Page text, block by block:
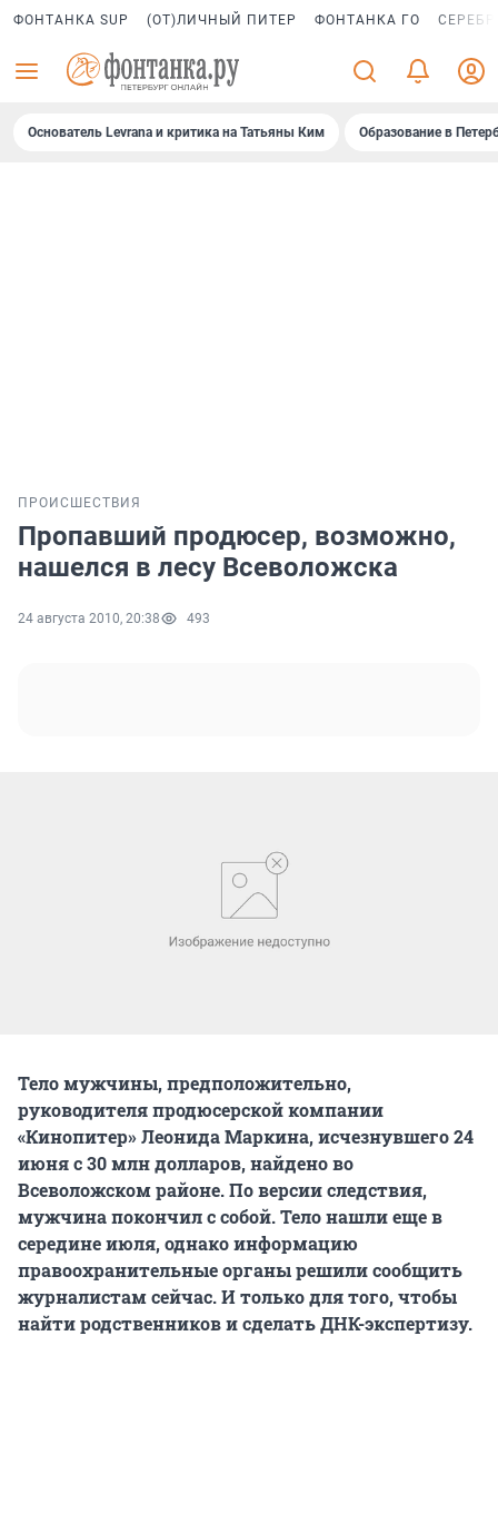
ФОНТАНКА SUP (ОТ)ЛИЧНЫЙ ПИТЕР ФОНТАНКА ГО
Основатель Levrana и критика на Татьяны Ким Образование в
ПРОИСШЕСТВИЯ
Пропавший продюсер, возможно,
нашелся в лесу Всеволожска
24 августа 2010, 20:38 493
Тело мужчины, предположительно,
руководителя продюсерской компании
«Кинопитер» Леонида Маркина, исчезнувшего 24
июня с 30 млн долларов, найдено во
Всеволожском районе. По версии следствия,
мужчина покончил с собой. Тело нашли еще в
середине июля, однако информацию
правоохранительные органы решили сообщить
журналистам сейчас. И только для того, чтобы
найти родственников и сделать ДНК-экспертизу.